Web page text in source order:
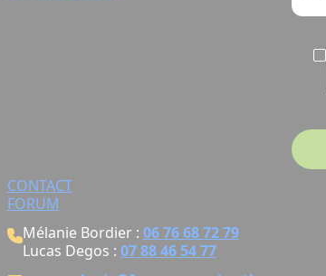
CONTACT
FORUM
Mélanie Bordier : 06 76 68 72 79
Lucas Degos : 07 88 46 54 77